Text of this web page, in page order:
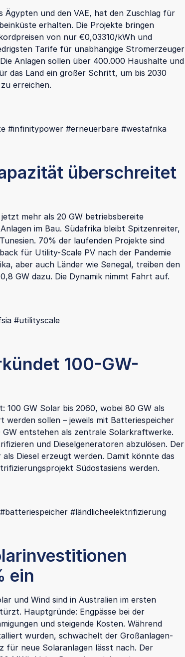
und den VAE, hat den Zuschlag für
erhalten. Die Projekte bringen
von nur €0,03310/kWh und
Tarife für unabhängige Stromerzeuger
Anlagen sollen über 400.000 Haushalte und
das Land ein großer Schritt, um bis 2030
erreichen.
#infinitypower #erneuerbare #westafrika
überschreitet
mehr als 20 GW betriebsbereite
im Bau. Südafrika bleibt Spitzenreiter,
70% der laufenden Projekte sind
für Utility-Scale PV nach der Pandemie
aber auch Länder wie Senegal, treiben den
GW dazu. Die Dynamik nimmt Fahrt auf.
#utilityscale
100-GW-
100 GW Solar bis 2060, wobei 80 GW als
werden sollen – jeweils mit Batteriespeicher
entstehen als zentrale Solarkraftwerke.
und Dieselgeneratoren abzulösen. Der
Diesel erzeugt werden. Damit könnte das
Südostasiens werden.
#ländlicheelektrifizierung
ein
und Wind sind in Australien im ersten
Hauptgründe: Engpässe bei der
und steigende Kosten. Während
wurden, schwächelt der Großanlagen-
für neue Solaranlagen lässt nach. Der